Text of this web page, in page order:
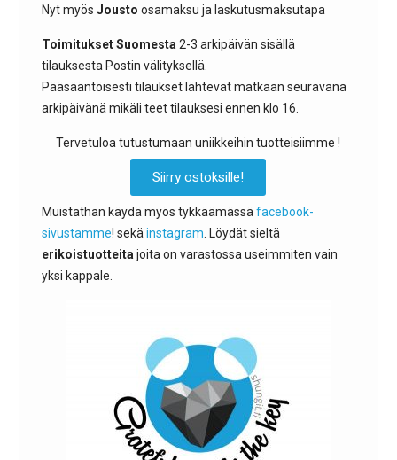
Nyt myös Jousto osamaksu ja laskutusmaksutapa
Toimitukset Suomesta 2-3 arkipäivän sisällä
tilauksesta Postin välityksellä.
Pääsääntöisesti tilaukset lähtevät matkaan seuravana
arkipäivänä mikäli teet tilauksesi ennen klo 16.
Tervetuloa tutustumaan uniikkeihin tuotteisiimme !
Siirry ostoksille!
Muistathan käydä myös tykkäämässä facebook-
sivustamme! sekä instagram . Löydät sieltä
erikoistuotteita joita on varastossa useimmiten vain
yksi kappale.